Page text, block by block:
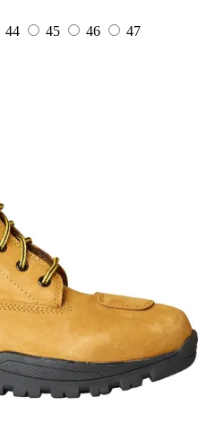
44 45 46
47